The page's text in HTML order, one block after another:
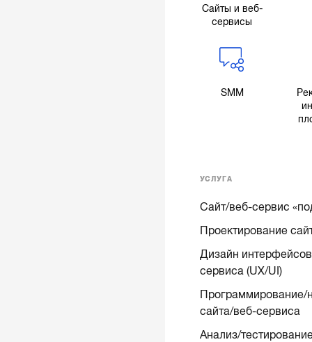
Сайты и веб-
сервисы
SMM
УСЛУГА
Сайт/веб-сервис
Проектирование
Дизайн
сервиса (UX/UI)
Программирование/
сайта/веб-сервиса
Анализ/